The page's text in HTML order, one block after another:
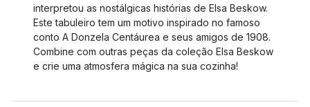
interpretou as nostálgicas histórias de Elsa Beskow.
Este tabuleiro tem um motivo inspirado no famoso
conto A Donzela Centáurea e seus amigos de 1908.
Combine com outras peças da coleção Elsa Beskow
e crie uma atmosfera mágica na sua cozinha!